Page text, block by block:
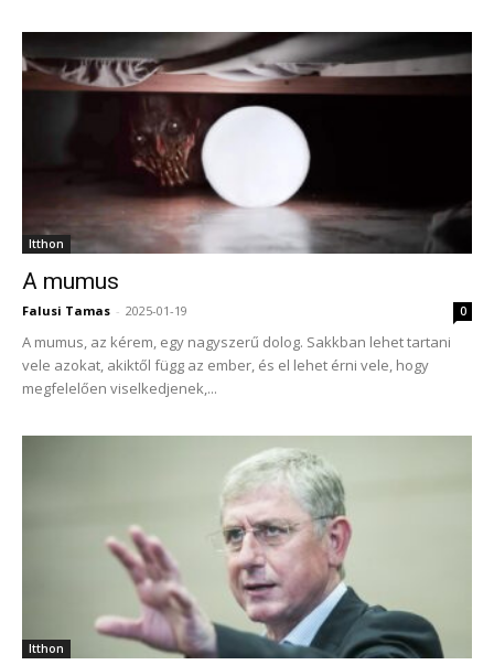
Itthon
A mumus
Falusi Tamas - 2025-01-19 0
A mumus, az kérem, egy nagyszerű dolog. Sakkban lehet tartani
vele azokat, akiktől függ az ember, és el lehet érni vele, hogy
megfelelően viselkedjenek,...
Itthon